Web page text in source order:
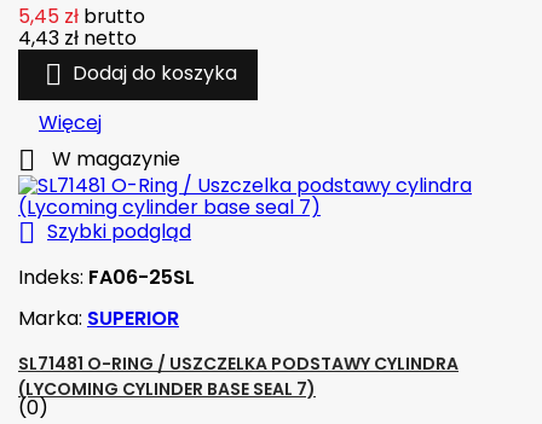
5,45 zł brutto
4,43 zł netto
 Dodaj do koszyka
Więcej
 W magazynie
 Szybki podgląd
Indeks: FA06-25SL
Marka: SUPERIOR
SL71481 O-RING / USZCZELKA PODSTAWY CYLINDRA
(LYCOMING CYLINDER BASE SEAL 7)
(0)